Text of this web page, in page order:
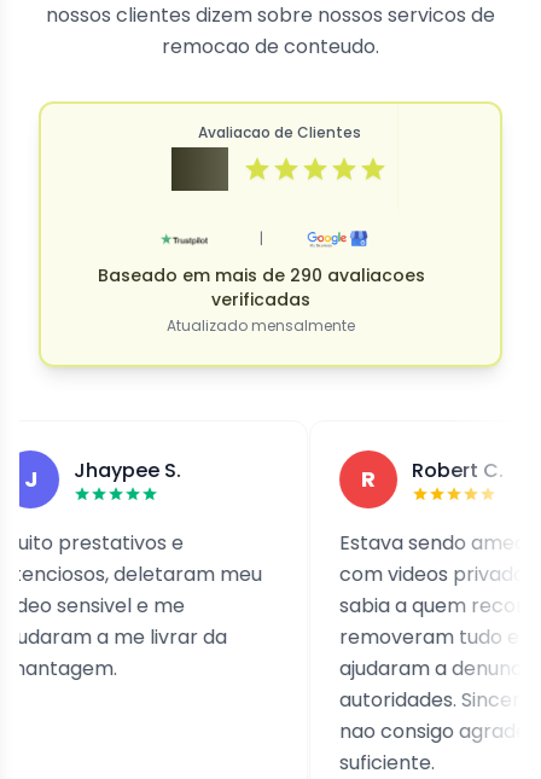
nossos clientes dizem sobre nossos servicos de
remocao de conteudo.
Avaliacao de Clientes
|
Baseado em mais de 290 avaliacoes
verificadas
Atualizado mensalmente
Jhaypee S.
prestativos e
deletaram meu
sensivel e me
a me livrar da
Robert C.
Estava sendo ameacado
com videos privados e
sabia a quem recorrer.
removeram tudo e me
ajudaram a denunciar as
autoridades.
nao consigo agradecer o
suficiente.